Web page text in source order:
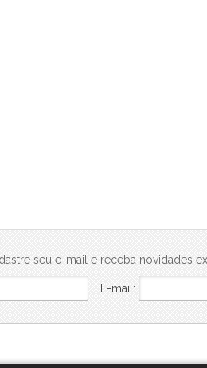
Residencial Jade
Residencial Nova Suissa
Residencial Paganine
seu e-mail e receba novidades
E-mail: